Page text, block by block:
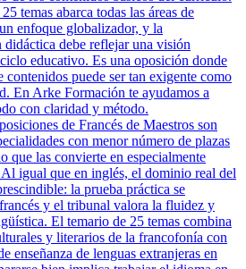
temas abarca todas las áreas de
enfoque globalizador, y la
didáctica debe reflejar una visión
educativo. Es una oposición donde
contenidos puede ser tan exigente como
En Arke Formación te ayudamos a
con claridad y método.
de Francés de Maestros son
con menor número de plazas
que las convierte en especialmente
igual que en inglés, el dominio real del
la prueba práctica se
y el tribunal valora la fluidez y
El temario de 25 temas combina
y literarios de la francofonía con
enseñanza de lenguas extranjeras en